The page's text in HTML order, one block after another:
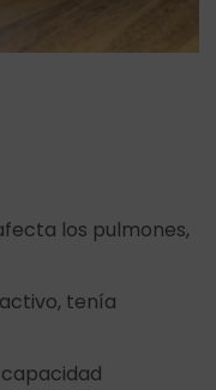
los pulmones,
tenía
capacidad